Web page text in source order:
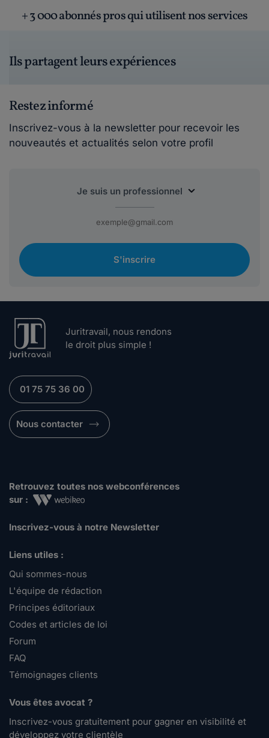
+ 3 000 abonnés pros qui utilisent nos services
Ils partagent leurs expériences
Restez informé
Inscrivez-vous à la newsletter pour recevoir les
nouveautés et actualités selon votre profil
S'inscrire
Juritravail, nous rendons
le droit plus simple !
01 75 75 36 00
Nous contacter
Retrouvez toutes nos webconférences
sur :
Inscrivez-vous à notre Newsletter
Liens utiles :
Qui sommes-nous
L'équipe de rédaction
Principes éditoriaux
Codes et articles de loi
Forum
FAQ
Témoignages clients
Vous êtes avocat ?
Inscrivez-vous gratuitement pour gagner en visibilité et
développez votre clientèle